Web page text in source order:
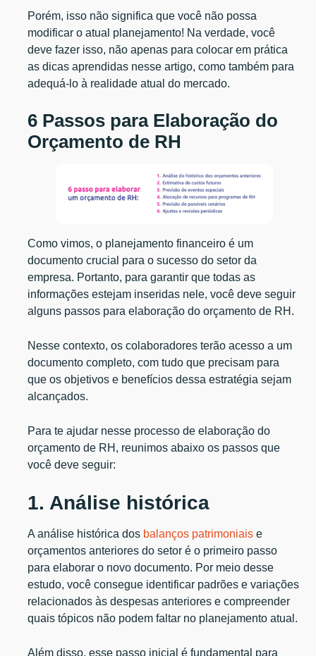
Porém, isso não significa que você não possa
modificar o atual planejamento! Na verdade, você
deve fazer isso, não apenas para colocar em prática
as dicas aprendidas nesse artigo, como também para
adequá-lo à realidade atual do mercado.
6 Passos para Elaboração do
Orçamento de RH
Como vimos, o planejamento financeiro é um
documento crucial para o sucesso do setor da
empresa. Portanto, para garantir que todas as
informações estejam inseridas nele, você deve seguir
alguns passos para elaboração do orçamento de RH.
Nesse contexto, os colaboradores terão acesso a um
documento completo, com tudo que precisam para
que os objetivos e benefícios dessa estratégia sejam
alcançados.
Para te ajudar nesse processo de elaboração do
orçamento de RH, reunimos abaixo os passos que
você deve seguir:
1. Análise histórica
A análise histórica dos balanços patrimoniais e
orçamentos anteriores do setor é o primeiro passo
para elaborar o novo documento. Por meio desse
estudo, você consegue identificar padrões e variações
relacionados às despesas anteriores e compreender
quais tópicos não podem faltar no planejamento atual.
Além disso, esse passo inicial é fundamental para